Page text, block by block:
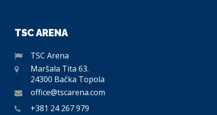
TSC ARENA
TSC Arena
Maršala Tita 63.
24300 Bačka Topola
office@tscarena.com
+381 24 267 979